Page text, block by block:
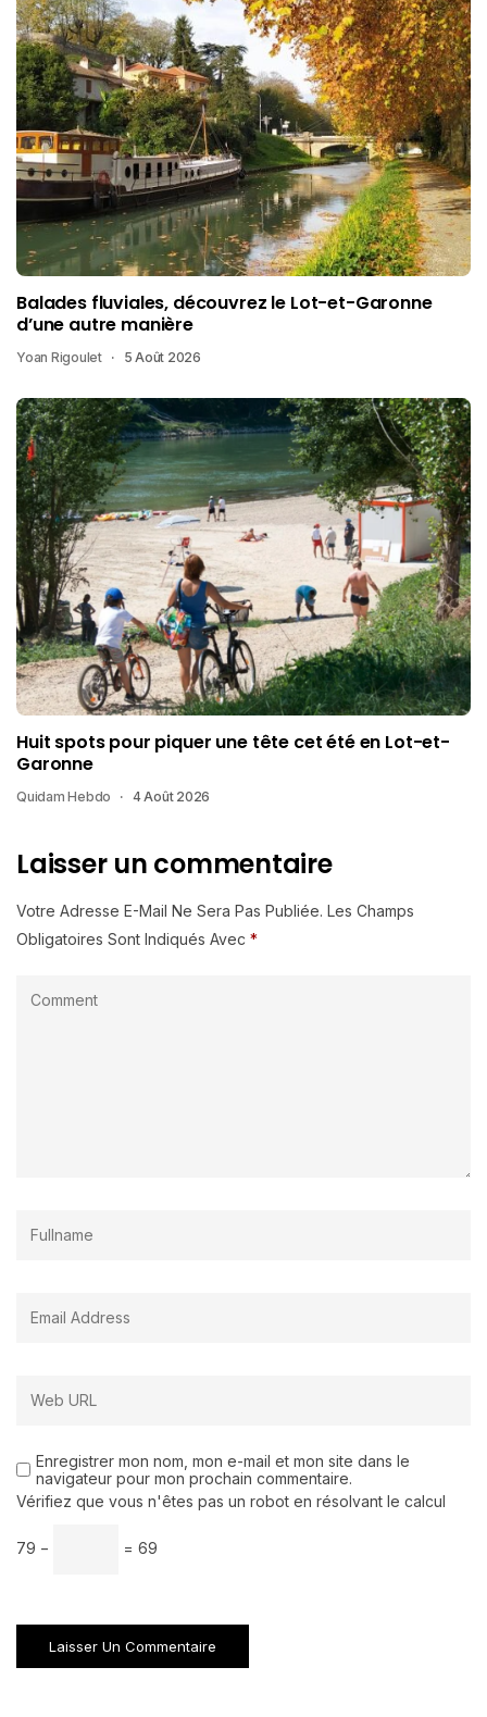
Balades fluviales, découvrez le Lot-et-Garonne
d’une autre manière
Yoan Rigoulet 5 Août 2026
Huit spots pour piquer une tête cet été en Lot-et-
Garonne
Quidam Hebdo 4 Août 2026
Laisser un commentaire
Votre Adresse E-Mail Ne Sera Pas Publiée. Les Champs
Obligatoires Sont Indiqués Avec *
Enregistrer mon nom, mon e-mail et mon site dans le
navigateur pour mon prochain commentaire.
Vérifiez que vous n'êtes pas un robot en résolvant le calcul
79 − = 69